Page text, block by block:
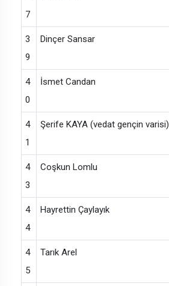
7
3
9
Dinçer Sansar
4
0
İsmet Candan
4
1
Şerife KAYA (vedat gençin varisi)
4
3
Coşkun Lomlu
4
4
Hayrettin Çaylayık
4
5
Tarık Arel